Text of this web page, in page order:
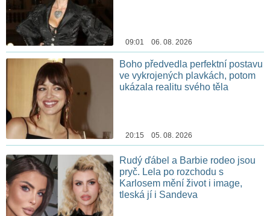
09:01 06. 08. 2026
Boho předvedla perfektní postavu
ve vykrojených plavkách, potom
ukázala realitu svého těla
20:15 05. 08. 2026
Rudý ďábel a Barbie rodeo jsou
pryč. Lela po rozchodu s
Karlosem mění život i image,
tleská jí i Sandeva